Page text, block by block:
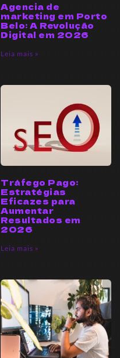
Agencia de
marketing em Porto
Belo: A Revolução
Digital em 2026
Leia mais »
Tráfego Pago:
Estratégias
Eficazes para
Aumentar
Resultados em
2026
Leia mais »